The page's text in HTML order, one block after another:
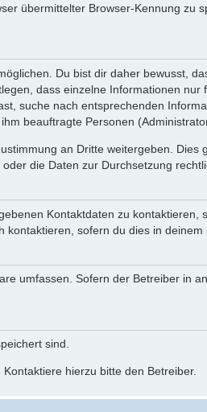
übermittelter Browser-Kennung zu
Du bist dir daher bewusst,
dass einzelne Informationen
suche nach entsprechenden
beauftragte Personen
an Dritte weitergeben.
die Daten zur Durchsetzung
Kontaktdaten zu
sofern du dies in deinem
umfassen. Sofern der Betreiber in
sind.
hierzu bitte den Betreiber.